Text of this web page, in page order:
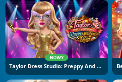
NOWY
Taylor Dress Studio: Preppy And Wild West Glam